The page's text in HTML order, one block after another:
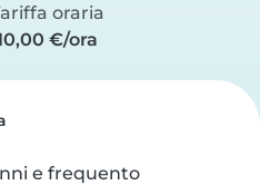
oraria
€/ora
e frequento